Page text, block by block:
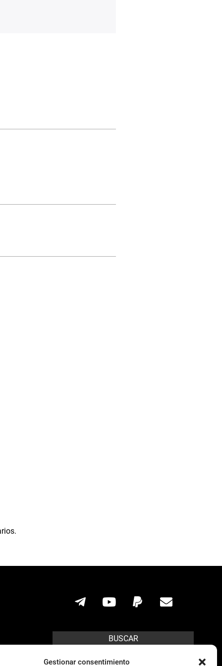
Gestionar consentimiento
BUSCAR
Search